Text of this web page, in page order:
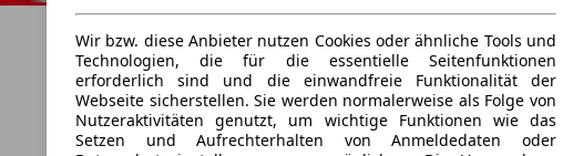
Wir bzw. diese Anbieter nutzen Cookies oder ähnliche Tools und
Technologien, die für die essentielle Seitenfunktionen
erforderlich sind und die einwandfreie Funktionalität der
Webseite sicherstellen. Sie werden normalerweise als Folge von
Nutzeraktivitäten genutzt, um wichtige Funktionen wie das
Setzen und Aufrechterhalten von Anmeldedaten oder